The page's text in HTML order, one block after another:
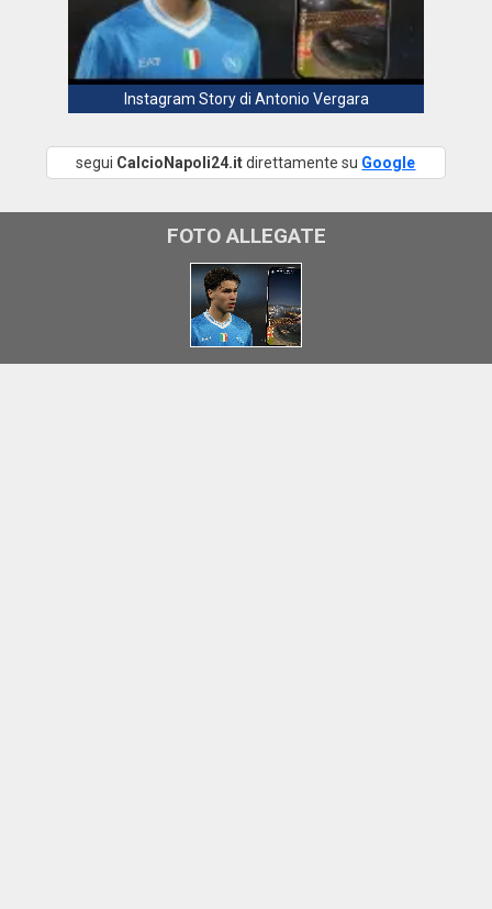
Instagram Story di Antonio Vergara
segui CalcioNapoli24.itdirettamente su Google
FOTO ALLEGATE